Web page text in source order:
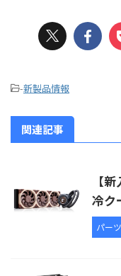
-新製品情報
関連記事
【
冷ク
パー